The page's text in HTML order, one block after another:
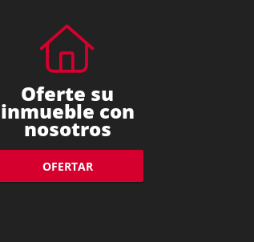
Oferte su
inmueble con
nosotros
OFERTAR